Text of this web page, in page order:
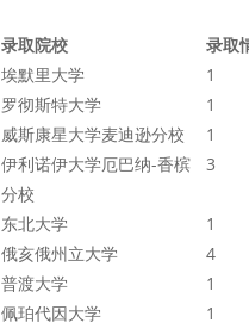
录取院校
录取
埃默里大学
1
罗彻斯特大学
1
威斯康星大学麦迪逊分校
1
伊利诺伊大学厄巴纳-香槟
分校
3
东北大学
1
俄亥俄州立大学
4
普渡大学
1
佩珀代因大学
1